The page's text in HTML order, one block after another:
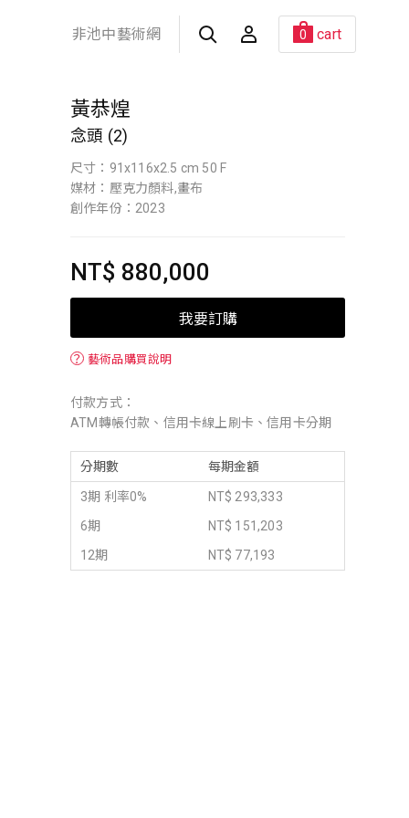
非池中藝術網 0 cart
黃恭煌
念頭 (2)
尺寸：91x116x2.5 cm 50 F
媒材：壓克力顏料,畫布
創作年份：2023
NT$ 880,000
我要訂購
？ 藝術品購買說明
付款方式：
ATM轉帳付款、信用卡線上刷卡、信用卡分期
分期數 每期金額
3期 利率0%
NT$ 293,333
6期
NT$ 151,203
12期
NT$ 77,193